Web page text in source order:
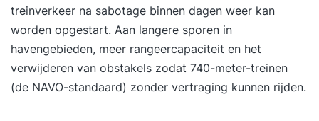
treinverkeer na sabotage binnen dagen weer kan
worden opgestart. Aan langere sporen in
havengebieden, meer rangeercapaciteit en het
verwijderen van obstakels zodat 740-meter-treinen
(de NAVO-standaard) zonder vertraging kunnen rijden.